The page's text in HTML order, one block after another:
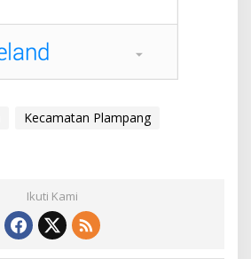
Kecamatan Plampang
Ikuti Kami